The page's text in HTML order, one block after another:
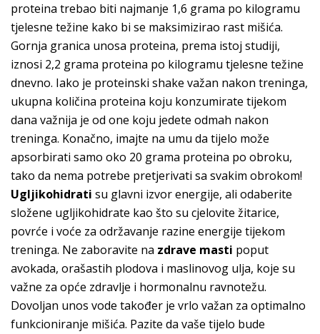
proteina trebao biti najmanje 1,6 grama po kilogramu
tjelesne težine kako bi se maksimizirao rast mišića.
Gornja granica unosa proteina, prema istoj studiji,
iznosi 2,2 grama proteina po kilogramu tjelesne težine
dnevno. Iako je proteinski shake važan nakon treninga,
ukupna količina proteina koju konzumirate tijekom
dana važnija je od one koju jedete odmah nakon
treninga. Konačno, imajte na umu da tijelo može
apsorbirati samo oko 20 grama proteina po obroku,
tako da nema potrebe pretjerivati sa svakim obrokom!
Ugljikohidrati su glavni izvor energije, ali odaberite
složene ugljikohidrate kao što su cjelovite žitarice,
povrće i voće za održavanje razine energije tijekom
treninga. Ne zaboravite na zdrave masti poput
avokada, orašastih plodova i maslinovog ulja, koje su
važne za opće zdravlje i hormonalnu ravnotežu.
Dovoljan unos vode također je vrlo važan za optimalno
funkcioniranje mišića. Pazite da vaše tijelo bude